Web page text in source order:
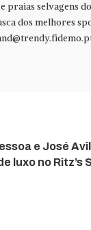
praias selvagens
dos melhores
e José
luxo no Ritz’s